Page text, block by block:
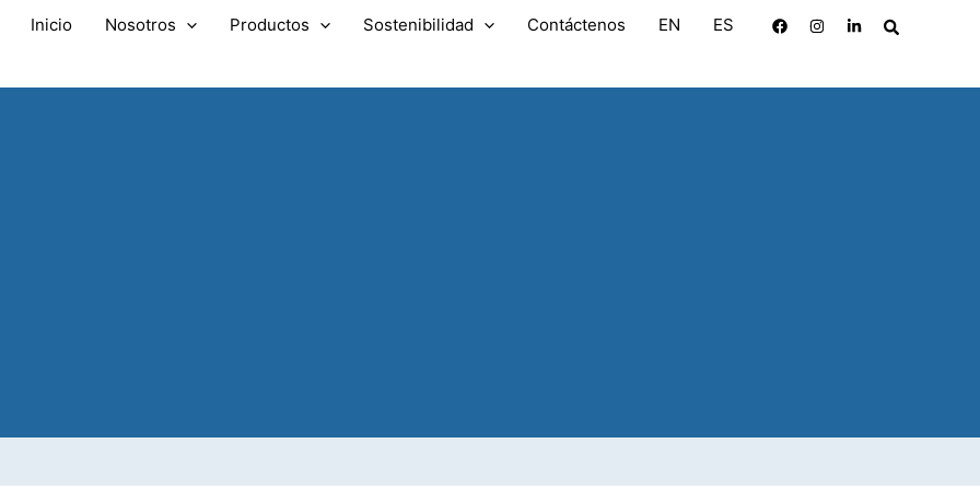
Inicio Nosotros Productos Sostenibilidad Contáctenos EN ES Search